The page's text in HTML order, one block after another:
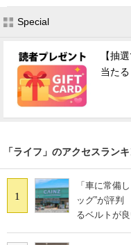
Special
【抽
当た
「ライフ」のアクセスラン
1
「車に常備
ッグ”が評判
るベルトが良